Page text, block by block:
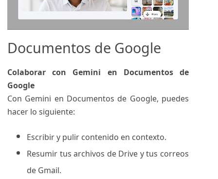
Documentos de Google
Colaborar con Gemini en Documentos de
Google
Con Gemini en Documentos de Google, puedes
hacer lo siguiente:
Escribir y pulir contenido en contexto.
Resumir tus archivos de Drive y tus correos
de Gmail.